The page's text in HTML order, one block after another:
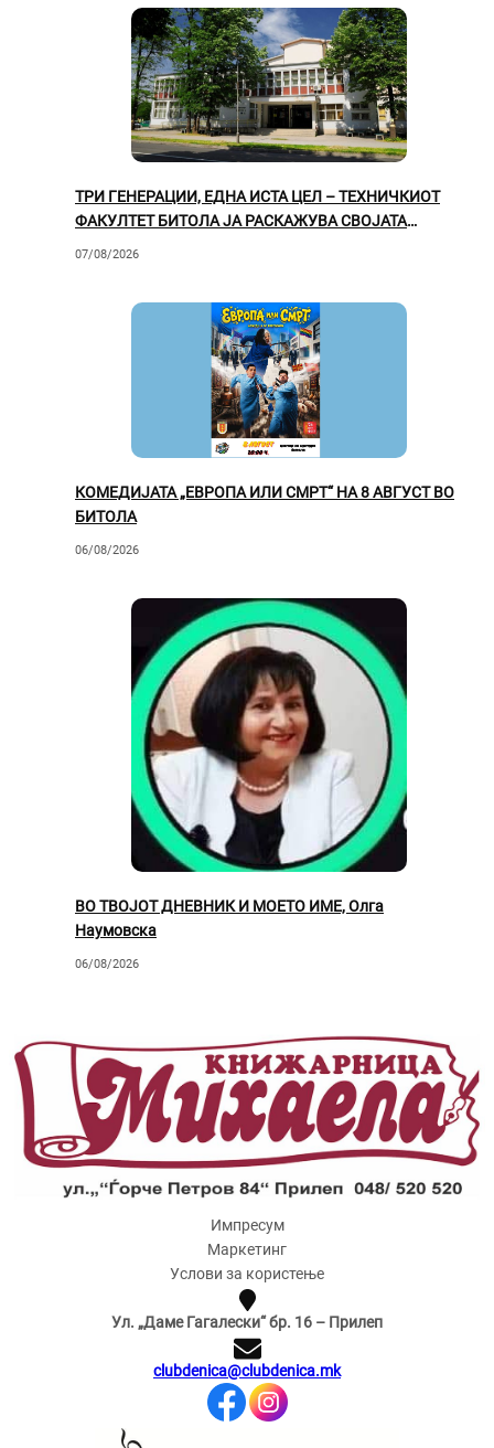
ТРИ ГЕНЕРАЦИИ, ЕДНА ИСТА ЦЕЛ – ТЕХНИЧКИОТ
ФАКУЛТЕТ БИТОЛА ЈА РАСКАЖУВА СВОЈАТА
07/08/2026
КОМЕДИЈАТА „ЕВРОПА ИЛИ СМРТ“ НА 8 АВГУСТ ВО
БИТОЛА
06/08/2026
ВО ТВОЈОТ ДНЕВНИК И МОЕТО ИМЕ, Олга
Наумовска
06/08/2026
Импресум
Маркетинг
Услови за користење
Ул. „Даме Гагалески“ бр. 16 – Прилеп
clubdenica@clubdenica.mk